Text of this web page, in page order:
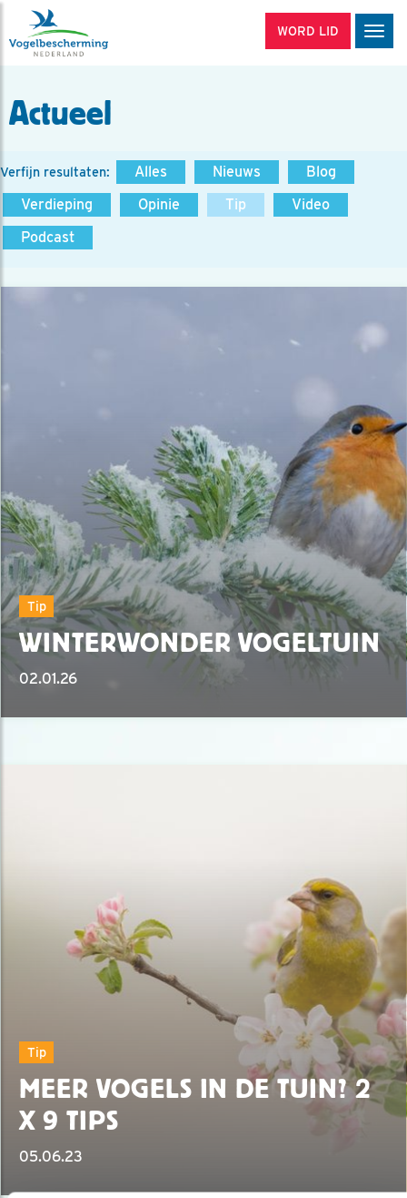
WORD LID
Actueel
Verfijn resultaten: Alles Nieuws
Blog
Verdieping
Opinie Tip
Video
Podcast
Tip
WINTERWONDER VOGELTUIN
02.01.26
Tip
MEER VOGELS IN DE TUIN? 2
X 9 TIPS
05.06.23